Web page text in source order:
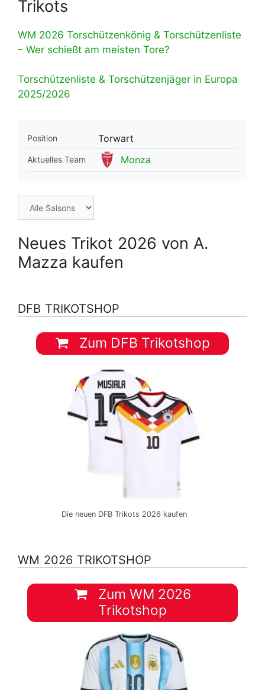
Trikots
WM 2026 Torschützenkönig & Torschützenliste
– Wer schießt am meisten Tore?
Torschützenliste & Torschützenjäger in Europa
2025/2026
Position Torwart
Aktuelles Team Monza
Neues Trikot 2026 von A.
Mazza kaufen
DFB TRIKOTSHOP
Zum DFB Trikotshop
Die neuen DFB Trikots 2026 kaufen
WM 2026 TRIKOTSHOP
Zum WM 2026
Trikotshop